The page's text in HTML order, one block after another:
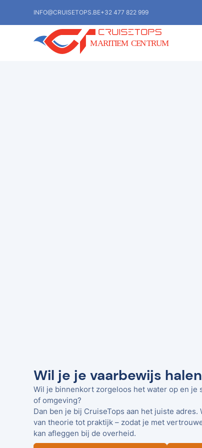
INFO@CRUISETOPS.BE+32 477 822 999
Wil je je vaarbewijs
Wil je binnenkort zorgeloos het water op en je
of omgeving?
Dan ben je bij CruiseTops aan het juiste
van theorie tot praktijk – zodat je met
kan afleggen bij de overheid.